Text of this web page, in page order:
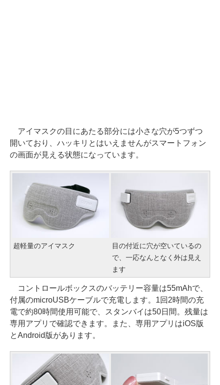
アイマスクの目にあたる部分には小さな穴が5つずつ
開いており、ハッキリとはいえませんがスマートフォン
の画面が見える状態になっています。
超軽量のアイマスク
目の付近に穴が空いているの
で、一応なんとなく外は見え
ます
コントロールボックスのバッテリー容量は55mAhで、
付属のmicroUSBケーブルで充電します。1回2時間の充
電で約80時間使用可能で、スタンバイは50日間。残量は
専用アプリで確認できます。また、専用アプリはiOS版
とAndroid版があります。